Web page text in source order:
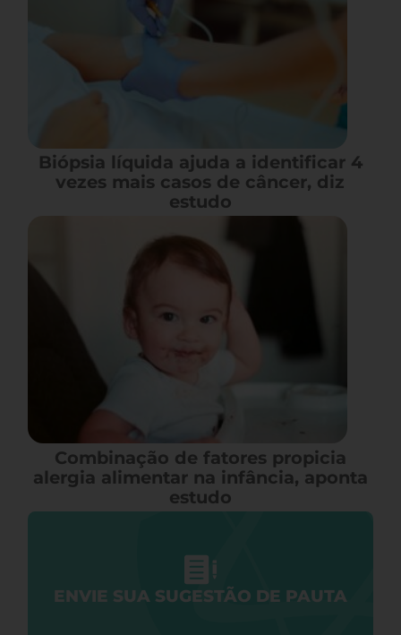
Biópsia líquida ajuda a identificar 4
vezes mais casos de câncer, diz
estudo
Combinação de fatores propicia
alergia alimentar na infância, aponta
estudo
ENVIE SUA SUGESTÃO DE PAUTA